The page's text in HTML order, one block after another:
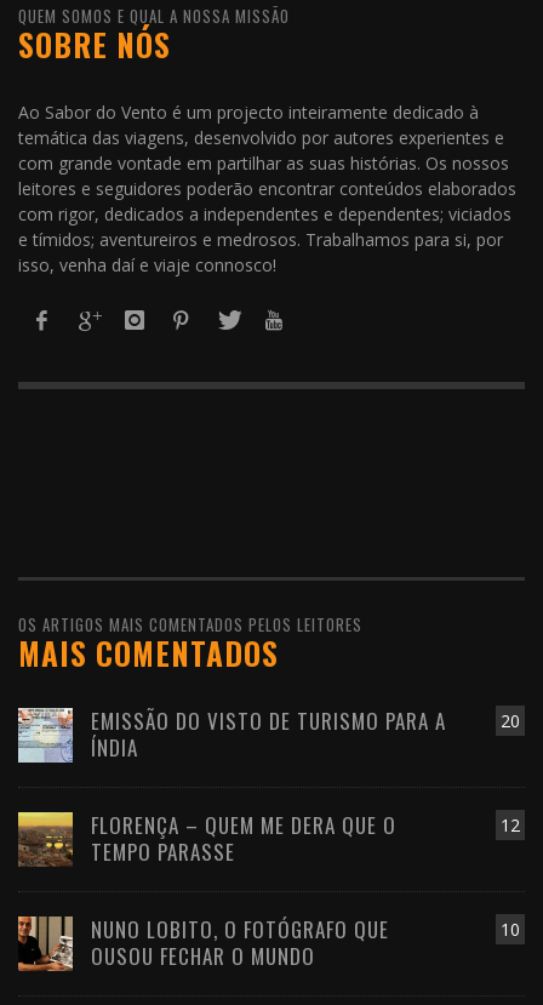
QUEM SOMOS E QUAL A NOSSA MISSÃO
SOBRE NÓS
Ao Sabor do Vento é um projecto inteiramente dedicado à
temática das viagens, desenvolvido por autores experientes e
com grande vontade em partilhar as suas histórias. Os nossos
leitores e seguidores poderão encontrar conteúdos elaborados
com rigor, dedicados a independentes e dependentes; viciados
e tímidos; aventureiros e medrosos. Trabalhamos para si, por
isso, venha daí e viaje connosco!
OS ARTIGOS MAIS COMENTADOS PELOS LEITORES
MAIS COMENTADOS
20
EMISSÃO DO VISTO DE TURISMO PARA A
ÍNDIA
12
FLORENÇA – QUEM ME DERA QUE O
TEMPO PARASSE
10
NUNO LOBITO, O FOTÓGRAFO QUE
OUSOU FECHAR O MUNDO